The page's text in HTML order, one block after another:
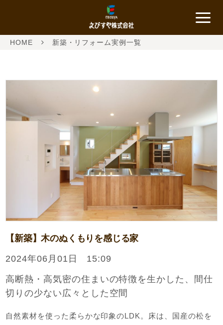
HOME 新築・リフォーム実例一覧
【新築】木のぬくもりを感じる家
2024年06月01日 15:09
高断熱・高気密の住まいの特徴を生かした、間仕
切りの少ない広々とした空間
自然素材を使った柔らかな印象のLDK。床は、国産の松を